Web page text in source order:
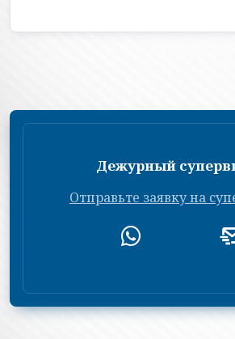
Дежурный
Отправьте заявку на